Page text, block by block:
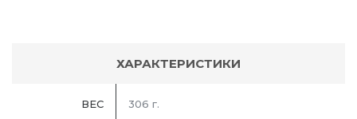
ХАРАКТЕРИСТИКИ
ВЕС 306 г.